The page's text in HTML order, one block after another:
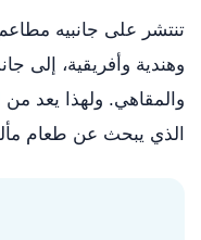
تنتشر على جانبيه مطاعم
وهندية وأفريقية، إلى
والمقاهي. ولهذا يعد من
الذي يبحث عن طعام